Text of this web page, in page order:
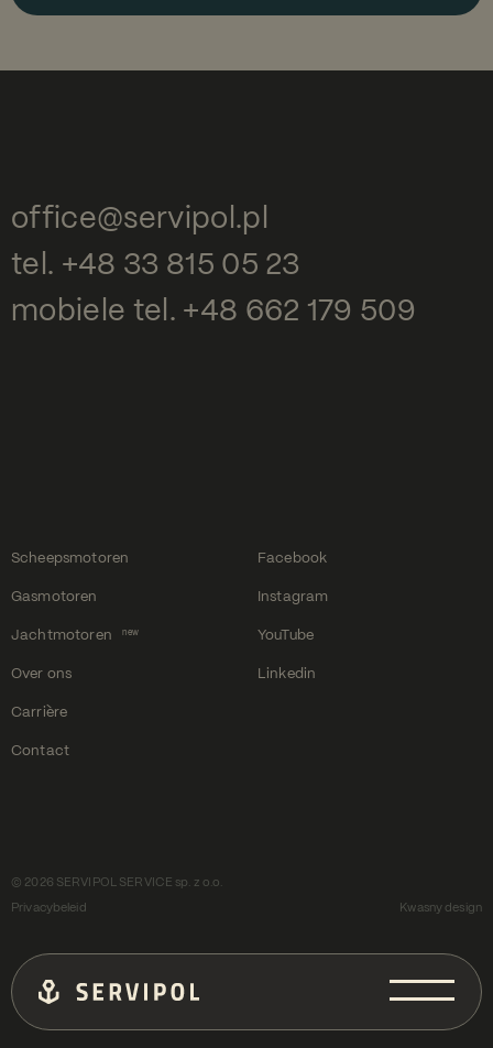
Scheepsmotoren
Gasmotoren
Jachtmotoren new
Over ons
Carrière
Contact
Facebook
Instagram
YouTube
Linkedin
office@servipol.pl
tel. +48 33 815 05 23
mobiele tel. +48 662 179 509
© 2026 SERVIPOL SERVICE sp. z o.o.
Privacybeleid Kwasny design